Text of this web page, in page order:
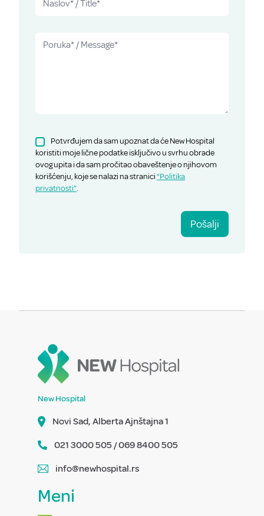
Potvrđujem da sam upoznat da će New Hospital
koristiti moje lične podatke isključivo u svrhu obrade
ovog upita i da sam pročitao obaveštenje o njihovom
korišćenju, koje se nalazi na stranici“Politika
privatnosti”.
Pošalji
New Hospital
Novi Sad, Alberta Ajnštajna 1
021 3000 505 / 069 8400 505
info@newhospital.rs
Meni